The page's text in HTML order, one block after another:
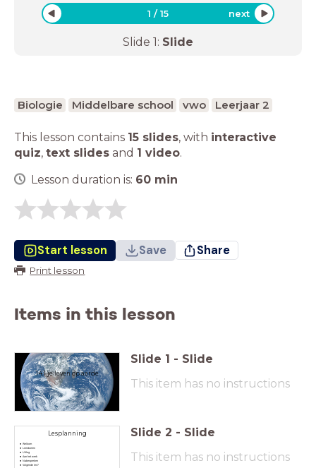
1 /15 next
Slide 1: Slide
Biologie Middelbare school vwo Leerjaar 2
This lesson contains 15 slides, with interactive
quiz, text slides and 1 video.
Lesson duration is: 60 min
Start lesson Save Share
Print lesson
Items in this lesson
14.1 je leven op aarde
Slide 1 - Slide
This item has no instructions
Lesplanning
Welkom
Leerdoelen
Uitleg
Aan het werk
Nabespreken
Volgende les?
Slide 2 - Slide
This item has no instructions